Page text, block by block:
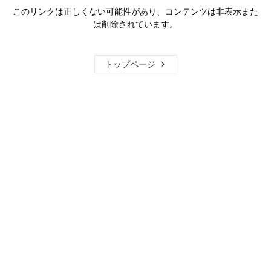
このリンクは正しくない可能性があり、コンテンツは非表示また
は削除されています。
トップページ